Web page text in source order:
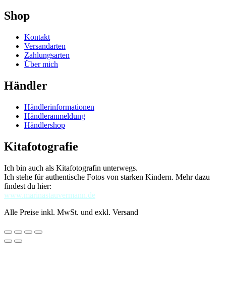
Shop
Kontakt
Versandarten
Zahlungsarten
Über mich
Händler
Händlerinformationen
Händleranmeldung
Händlershop
Kitafotografie
Ich bin auch als Kitafotografin unterwegs.
Ich stehe für authentische Fotos von starken Kindern. Mehr dazu
findest du hier:
www.marinastauvermann.de
Alle Preise inkl. MwSt. und exkl. Versand